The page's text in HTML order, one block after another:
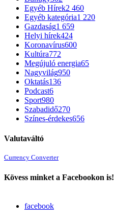
Egyéb Hírek2 460
Egyéb kategória1 220
Gazdaság1 659
Helyi hírek424
Koronavírus600
Kultúra772
Megújuló energia65
Nagyvilág950
Oktatás136
Podcast6
Sport980
Szabadidő270
Színes-érdekes656
Valutaváltó
Currency Converter
Kövess minket a Facebookon is!
facebook